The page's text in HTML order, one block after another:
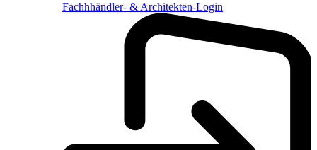
Fachhhändler- & Architekten-Login